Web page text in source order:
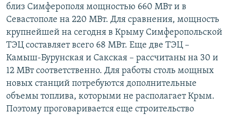
близ Симферополя мощностью 660 МВт и в
Севастополе на 220 МВт. Для сравнения, мощность
крупнейшей на сегодня в Крыму Симферопольской
ТЭЦ составляет всего 68 МВт. Еще две ТЭЦ –
Камыш-Бурунская и Сакская – рассчитаны на 30 и
12 МВт соответственно. Для работы столь мощных
новых станций потребуются дополнительные
объемы топлива, которыми не располагает Крым.
Поэтому проговаривается еще строительство